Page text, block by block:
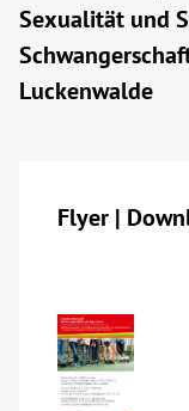
Senioren
Menschen mit
Begegnung
Über uns
Sexualität und
Luckenwalde
Flyer |